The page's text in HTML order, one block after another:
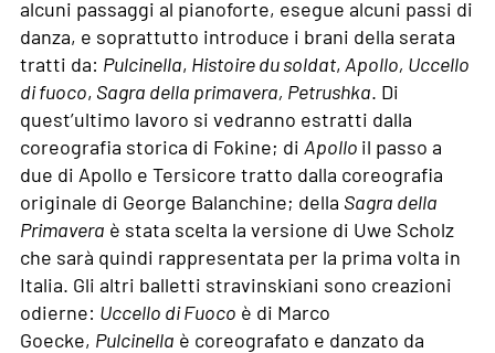
alcuni passaggi al pianoforte, esegue alcuni passi di
danza, e soprattutto introduce i brani della serata
tratti da: Pulcinella, Histoire du soldat, Apollo, Uccello
di fuoco, Sagra della primavera, Petrushka. Di
quest’ultimo lavoro si vedranno estratti dalla
coreografia storica di Fokine; di Apollo il passo a
due di Apollo e Tersicore tratto dalla coreografia
originale di George Balanchine; della Sagra della
Primavera è stata scelta la versione di Uwe Scholz
che sarà quindi rappresentata per la prima volta in
Italia. Gli altri balletti stravinskiani sono creazioni
odierne: Uccello di Fuoco è di Marco
Goecke, Pulcinella è coreografato e danzato da